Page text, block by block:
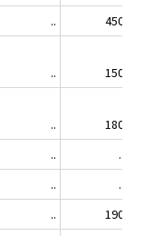
..
450
..
150
..
180
..
..
..
..
..
190